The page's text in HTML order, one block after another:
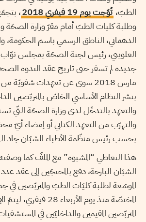
الطبّ، تُوّجت يوم 19 فيفري 2018
،
وطلبة كليات الطبّ أمام مقرّ وزارة الصحّة
الدهماني، الناطق الرسمي باسم الحكومة،
العلويني، رئيس لجنة الصحّة بمجلس
مارس 2018 سوى عن تعهّدات
بنشر النظام الأساسي الخاصّ بالمتربّصين
والتعهّد بالتدخّل لدى وزارة الصحّة التّي
والتهرّب من التعهّد الكتابي أو إمضاء أيّ
بحسب رئيس منظّمة الأطباء الشبّان جاد
هذا التعاطي “المشبوه” مع الملفّ كما
الشبّان البارحة، دفع بالمحتجّين إلى عقد
الموسّعة لطلبة كليّات الطبّ والمتربّصين في
المختصّة منذ يوم
المتربّصين المقيمين والداخليّين في